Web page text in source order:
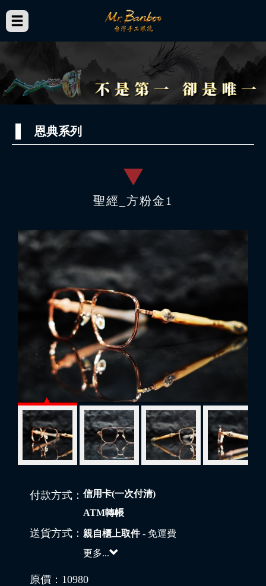
恩典系列
聖經_方粉金1
付款方式： 信用卡(一次付清)
ATM轉帳
送貨方式： 親自櫃上取件- 免運費
更多...
原價： 10980